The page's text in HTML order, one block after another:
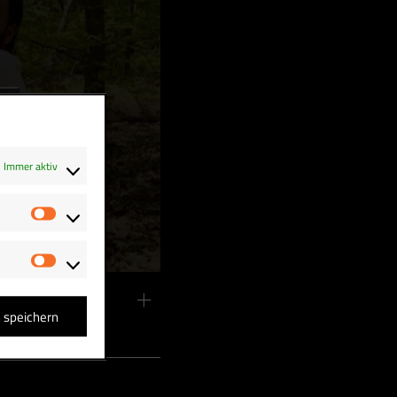
Immer aktiv
Statistiken
Marketing